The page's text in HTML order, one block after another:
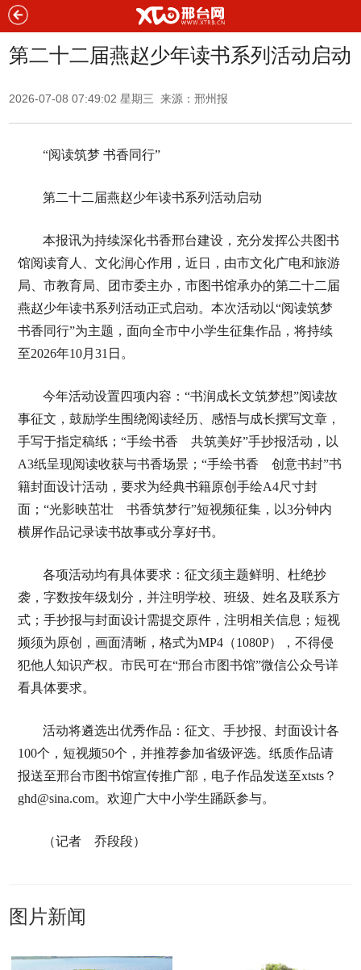
第二十二届燕赵少年读书系列活动启动
2026-07-08 07:49:02 星期三 来源：邢州报
“阅读筑梦 书香同行”
第二十二届燕赵少年读书系列活动启动
本报讯为持续深化书香邢台建设，充分发挥公共图书
馆阅读育人、文化润心作用，近日，由市文化广电和旅游
局、市教育局、团市委主办，市图书馆承办的第二十二届
燕赵少年读书系列活动正式启动。本次活动以“阅读筑梦
书香同行”为主题，面向全市中小学生征集作品，将持续
至2026年10月31日。
今年活动设置四项内容：“书润成长文筑梦想”阅读故
事征文，鼓励学生围绕阅读经历、感悟与成长撰写文章，
手写于指定稿纸；“手绘书香 共筑美好”手抄报活动，以
A3纸呈现阅读收获与书香场景；“手绘书香 创意书封”书
籍封面设计活动，要求为经典书籍原创手绘A4尺寸封
面；“光影映茁壮 书香筑梦行”短视频征集，以3分钟内
横屏作品记录读书故事或分享好书。
各项活动均有具体要求：征文须主题鲜明、杜绝抄
袭，字数按年级划分，并注明学校、班级、姓名及联系方
式；手抄报与封面设计需提交原件，注明相关信息；短视
频须为原创，画面清晰，格式为MP4（1080P），不得侵
犯他人知识产权。市民可在“邢台市图书馆”微信公众号详
看具体要求。
活动将遴选出优秀作品：征文、手抄报、封面设计各
100个，短视频50个，并推荐参加省级评选。纸质作品请
报送至邢台市图书馆宣传推广部，电子作品发送至xtsts？
ghd@sina.com。欢迎广大中小学生踊跃参与。
（记者 乔段段）
图片新闻